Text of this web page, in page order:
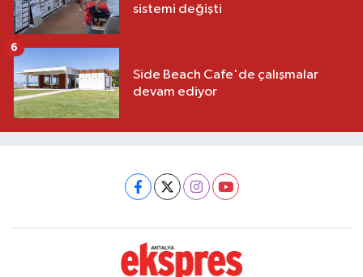
sistemi değişti
Side Beach Cafe'de çalışmalar
devam ediyor
6